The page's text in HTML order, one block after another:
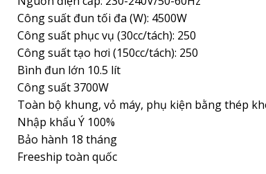
Công suất đun tối đa (W): 4500W
Công suất phục vụ (30cc/tách): 250
Công suất tạo hơi (150cc/tách): 250
Bình đun lớn 10.5 lít
Công suất 3700W
Toàn bộ khung, vỏ máy, phụ kiện bằng thép
Nhập khẩu Ý 100%
Bảo hành 18 tháng
Freeship toàn quốc